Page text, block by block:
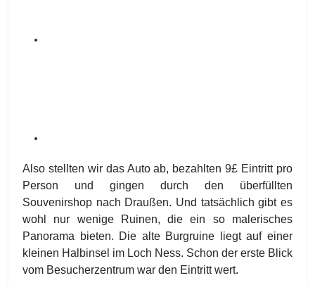
Also stellten wir das Auto ab, bezahlten 9£ Eintritt pro
Person und gingen durch den überfüllten
Souvenirshop nach Draußen. Und tatsächlich gibt es
wohl nur wenige Ruinen, die ein so malerisches
Panorama bieten. Die alte Burgruine liegt auf einer
kleinen Halbinsel im Loch Ness. Schon der erste Blick
vom Besucherzentrum war den Eintritt wert.